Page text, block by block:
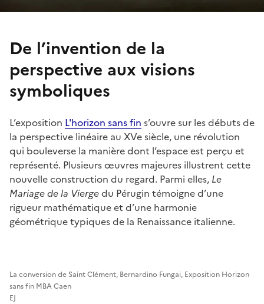
De l’invention de la
perspective aux visions
symboliques
L’exposition L'horizon sans fin s’ouvre sur les débuts de
la perspective linéaire au XVe siècle, une révolution
qui bouleverse la manière dont l’espace est perçu et
représenté. Plusieurs œuvres majeures illustrent cette
nouvelle construction du regard. Parmi elles, Le
Mariage de la Viergedu Pérugin témoigne d’une
rigueur mathématique et d’une harmonie
géométrique typiques de la Renaissance italienne.
La conversion de Saint Clément, Bernardino Fungai, Exposition Horizon
sans fin MBA Caen
EJ